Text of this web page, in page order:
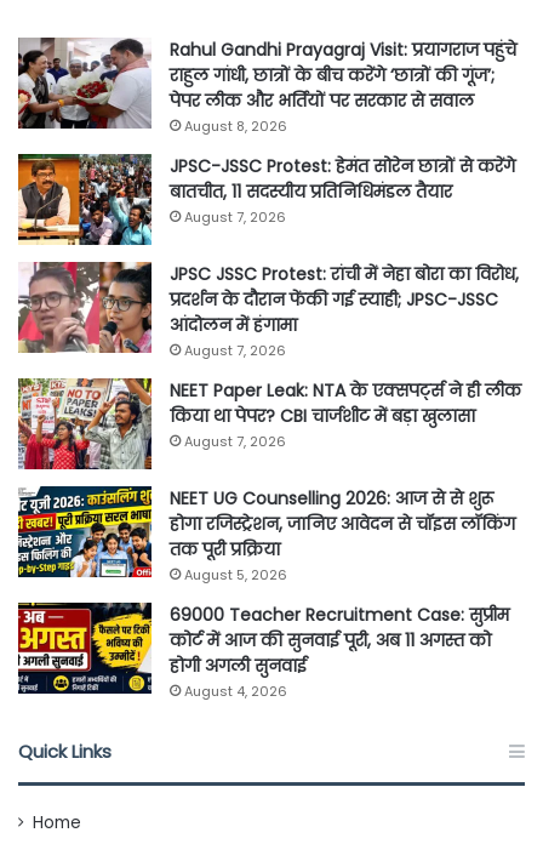
Rahul Gandhi Prayagraj Visit: प्रयागराज पहुंचे
राहुल गांधी, छात्रों के बीच करेंगे ‘छात्रों की गूंज’;
पेपर लीक और भर्तियों पर सरकार से सवाल
August 8, 2026
JPSC-JSSC Protest: हेमंत सोरेन छात्रों से करेंगे
बातचीत, 11 सदस्यीय प्रतिनिधिमंडल तैयार
August 7, 2026
JPSC JSSC Protest: रांची में नेहा बोरा का विरोध,
प्रदर्शन के दौरान फेंकी गई स्याही; JPSC-JSSC
आंदोलन में हंगामा
August 7, 2026
NEET Paper Leak: NTA के एक्सपर्ट्स ने ही लीक
किया था पेपर? CBI चार्जशीट में बड़ा खुलासा
August 7, 2026
NEET UG Counselling 2026: आज से से शुरू
होगा रजिस्ट्रेशन, जानिए आवेदन से चॉइस लॉकिंग
तक पूरी प्रक्रिया
August 5, 2026
69000 Teacher Recruitment Case: सुप्रीम
कोर्ट में आज की सुनवाई पूरी, अब 11 अगस्त को
होगी अगली सुनवाई
August 4, 2026
Quick Links
Home